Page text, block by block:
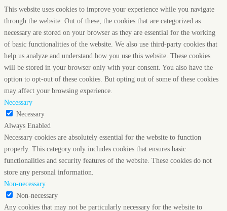
This website uses cookies to improve your experience while you navigate
through the website. Out of these, the cookies that are categorized as
necessary are stored on your browser as they are essential for the working
of basic functionalities of the website. We also use third-party cookies that
help us analyze and understand how you use this website. These cookies
will be stored in your browser only with your consent. You also have the
option to opt-out of these cookies. But opting out of some of these cookies
may affect your browsing experience.
Necessary
Necessary
Always Enabled
Necessary cookies are absolutely essential for the website to function
properly. This category only includes cookies that ensures basic
functionalities and security features of the website. These cookies do not
store any personal information.
Non-necessary
Non-necessary
Any cookies that may not be particularly necessary for the website to